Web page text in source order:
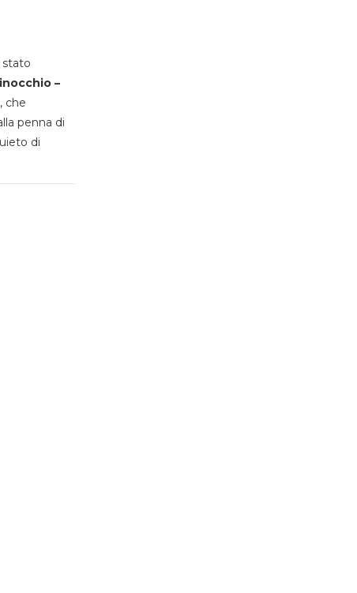
stato
–
che
penna di
di